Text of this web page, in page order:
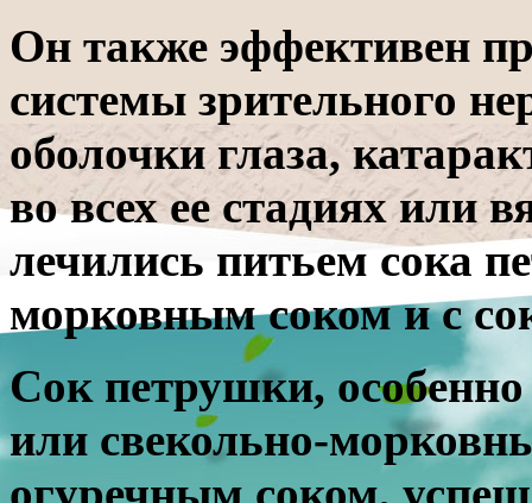
Он также эффективен
системы зрительного
оболочки глаза,
во всех ее стадиях или
лечились питьем сока
морковным соком и с
Сок петрушки,
или свекольно-
огуречным соком,